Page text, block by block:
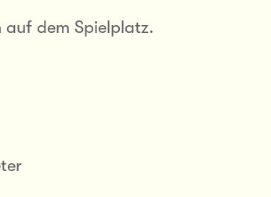
auf dem Spielplatz.